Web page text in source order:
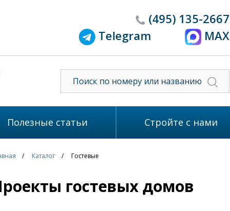
(495) 135-2667
Telegram
MAX
Полезные статьи Стройте с нами
Каталог Гостевые
гостевых домов